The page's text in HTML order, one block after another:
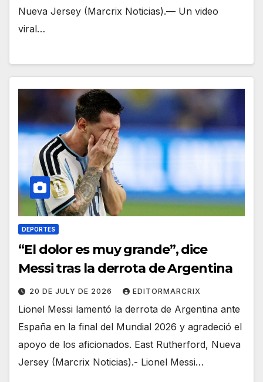
Nueva Jersey (Marcrix Noticias).— Un video
viral…
DEPORTES
“El dolor es muy grande”, dice
Messi tras la derrota de Argentina
20 DE JULY DE 2026 EDITORMARCRIX
Lionel Messi lamentó la derrota de Argentina ante
España en la final del Mundial 2026 y agradeció el
apoyo de los aficionados. East Rutherford, Nueva
Jersey (Marcrix Noticias).- Lionel Messi…